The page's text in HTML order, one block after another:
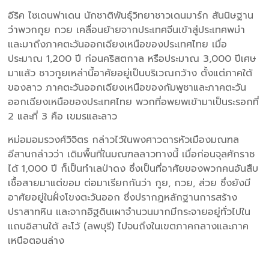
อีริค ไซเดนฟาเดน นักชาติพันธุ์วิทยาชาวเดนมาร์ก สันนิษฐาน
ว่าพวกกูย กวย เคลื่อนย้ายจากประเทศจีนเข้าสู่ประเทศพม่า
และมาถึงภาคตะวันออกเฉียงเหนือของประเทศไทย เมื่อ
ประมาณ 1,200 ปี ก่อนคริสตกาล หรือประมาณ 3,000 ปีเศษ
มาแล้ว ชาวกูยเหล่านี้อาศัยอยู่เป็นบริเวณกว้าง ตั้งแต่ภาคใต้
ของลาว ภาคตะวันออกเฉียงเหนือของกัมพูชาและภาคตะวัน
ออกเฉียงเหนือของประเทศไทย พวกที่อพยพเข้ามาเป็นระรอกที่
2 และที่ 3 คือ เขมรและลาว
หม่อมอมรวงศ์วิจิตร กล่าวไว้ในพงศาวดารหัวเมืองมณฑล
อีสานกล่าวว่า เดิมพื้นที่ในมณฑลลาวทางนี้ เมื่อก่อนจุลศักราช
ได้ 1,000 ปี ก็เป็นทำเลป่าดง ซึ่งเป็นที่อาศัยของพวกคนอันสืบ
เชื้อสายมาแต่ขอม ต่อมาเรียกกันว่า กูย, กวย, ส่วย ซึ่งยังมี
อาศัยอยู่ในฝั่งโขงตะวันออก ซึ่งปรากฏหลักฐานการสร้าง
ปราสาทหิน และจากอิฐดินเผาจำนวนมากมีกระจายอยู่ทั่วไปใน
แถบอิสานใต้ ละโว้ (ลพบุรี) ไปจนถึงในเขตภาคกลางและภาค
เหนือตอนล่าง